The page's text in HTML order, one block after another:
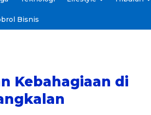
Bisnis
Kebahagiaan di